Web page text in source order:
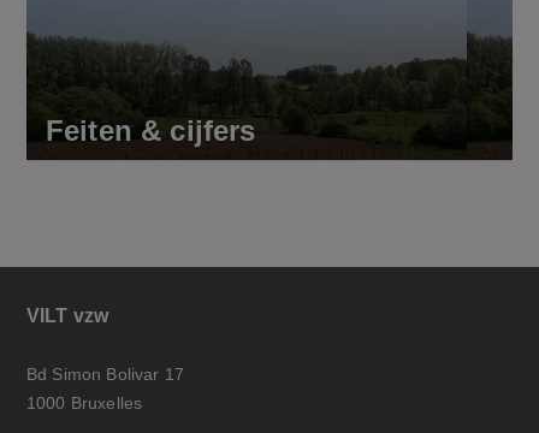
Feiten & cijfers
VILT vzw
Bd Simon Bolivar 17
1000 Bruxelles